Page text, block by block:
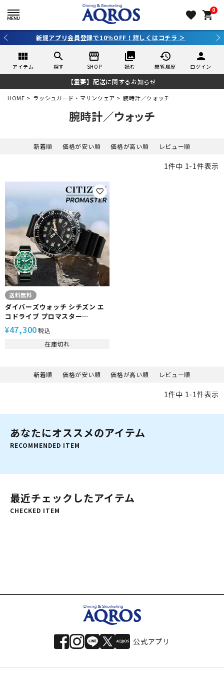
favorite 0
shopping_cart
新規アプリ会員登録で10％OFF！詳しくはコチラ ＞
view_module
アイテム
search
探す
storefront
SHOP
collections
読む
history
閲覧履歴
person
ログイン
【重要】配送に関するお知らせ
HOME ラッシュガード・マリンウェア 腕時計／ウォッチ
腕時計／ウォッチ
新着順 価格が安い順 価格が高い順 レビュー順
1件中 1-1件表示
送料無料
ダイバーズウォッチ シチズン エ
コドライブ プロマスター
BN0156-05E CITIZEN
PROMASTER メンズ 200m 防水
¥47,300税込
在庫切れ
新着順 価格が安い順 価格が高い順 レビュー順
1件中 1-1件表示
あなたにオススメのアイテム
RECOMMENDED ITEM
最近チェックしたアイテム
CHECKED ITEM
公式アプリ